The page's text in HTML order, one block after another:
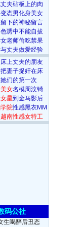
夫砧板上的肉
态男化身美女
下的神秘留言
诱中不能自拔
老师偷吃禁果
丈夫做爱经验
上丈夫的朋友
妻子捉奸在床
们的第一次
女名模周汶锜
星到金马影后
院性感黑衣MM
越南性感女特工
码公社
生喝醉后丑态